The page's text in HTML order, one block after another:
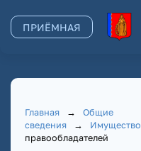
ПРИЁМНАЯ
Главная →
Общие
сведения
→ Имущество
правообладателей